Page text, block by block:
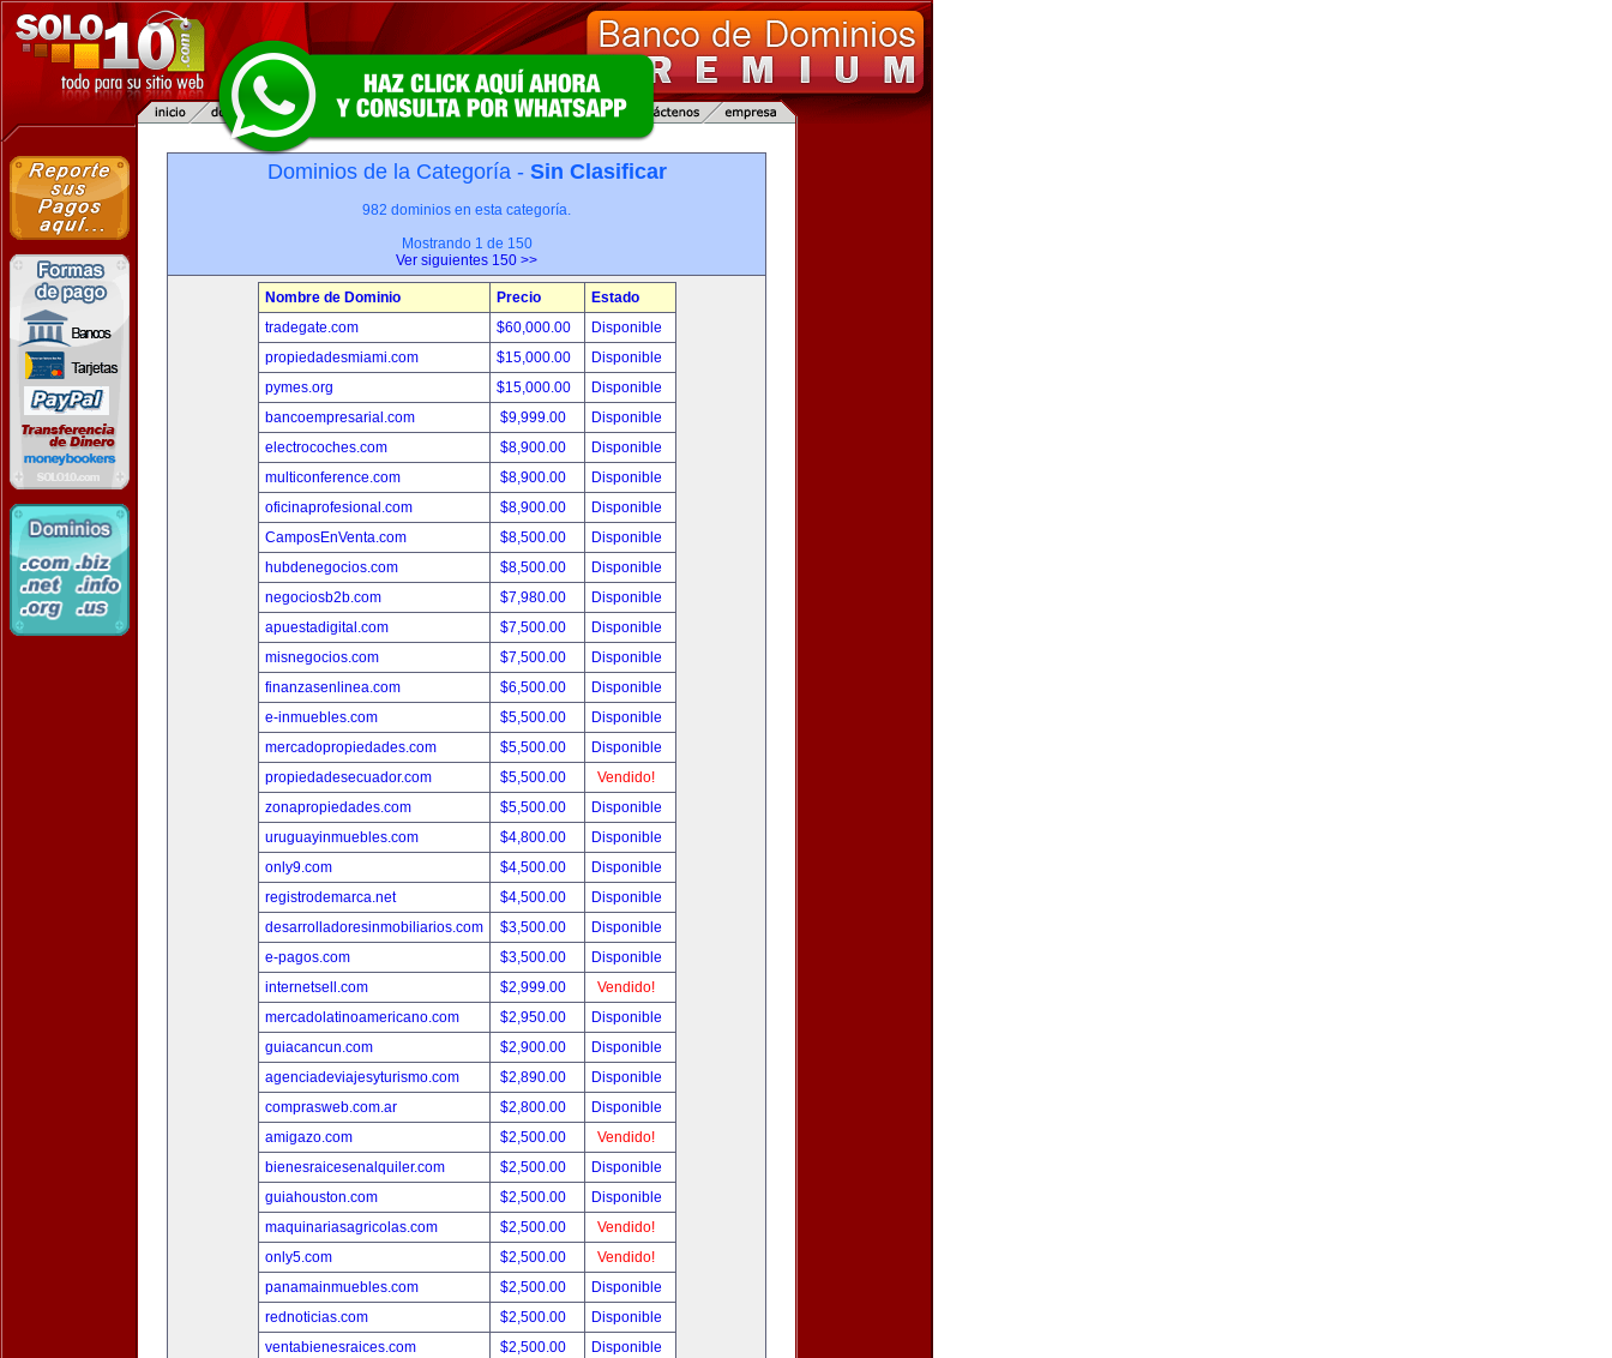
Dominios de la Categoría - Sin Clasificar
982 dominios en esta categoría.
Mostrando 1 de 150
Ver siguientes 150 >>
Nombre de Dominio Precio
Estado
tradegate.com
$60,000.00
Disponible
propiedadesmiami.com
$15,000.00
Disponible
pymes.org
$15,000.00
Disponible
bancoempresarial.com
$9,999.00
Disponible
electrocoches.com
$8,900.00
Disponible
multiconference.com
$8,900.00
Disponible
oficinaprofesional.com
$8,900.00
Disponible
CamposEnVenta.com
$8,500.00
Disponible
hubdenegocios.com
$8,500.00
Disponible
negociosb2b.com
$7,980.00
Disponible
apuestadigital.com
$7,500.00
Disponible
misnegocios.com
$7,500.00
Disponible
finanzasenlinea.com
$6,500.00
Disponible
e-inmuebles.com
$5,500.00
Disponible
mercadopropiedades.com
$5,500.00
Disponible
propiedadesecuador.com
$5,500.00
Vendido!
zonapropiedades.com
$5,500.00
Disponible
uruguayinmuebles.com
$4,800.00
Disponible
only9.com
$4,500.00
Disponible
registrodemarca.net
$4,500.00
Disponible
desarrolladoresinmobiliarios.com
$3,500.00
Disponible
e-pagos.com
$3,500.00
Disponible
internetsell.com
$2,999.00
Vendido!
mercadolatinoamericano.com
$2,950.00
Disponible
guiacancun.com
$2,900.00
Disponible
agenciadeviajesyturismo.com
$2,890.00
Disponible
comprasweb.com.ar
$2,800.00
Disponible
amigazo.com
$2,500.00
Vendido!
bienesraicesenalquiler.com
$2,500.00
Disponible
guiahouston.com
$2,500.00
Disponible
maquinariasagricolas.com
$2,500.00
Vendido!
only5.com
$2,500.00
Vendido!
panamainmuebles.com
$2,500.00
Disponible
rednoticias.com
$2,500.00
Disponible
ventabienesraices.com
$2,500.00
Disponible